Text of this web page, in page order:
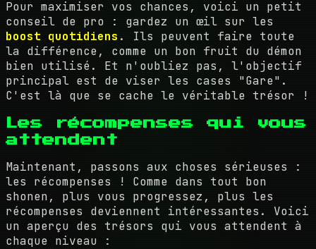
Pour maximiser vos chances, voici un petit
conseil de pro : gardez un œil sur les
boost quotidiens . Ils peuvent faire toute
la différence, comme un bon fruit du démon
bien utilisé. Et n'oubliez pas, l'objectif
principal est de viser les cases "Gare".
C'est là que se cache le véritable trésor !
Les récompenses qui vous
attendent
Maintenant, passons aux choses sérieuses :
les récompenses ! Comme dans tout bon
shonen, plus vous progressez, plus les
récompenses deviennent intéressantes. Voici
un aperçu des trésors qui vous attendent à
chaque niveau :